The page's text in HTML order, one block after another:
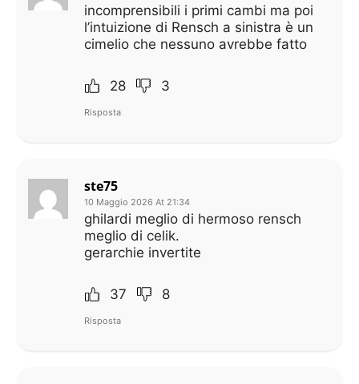
incomprensibili i primi cambi ma poi
l’intuizione di Rensch a sinistra è un
cimelio che nessuno avrebbe fatto
28 3
Risposta
ste75
10 Maggio 2026 At 21:34
ghilardi meglio di hermoso rensch
meglio di celik.
gerarchie invertite
37 8
Risposta